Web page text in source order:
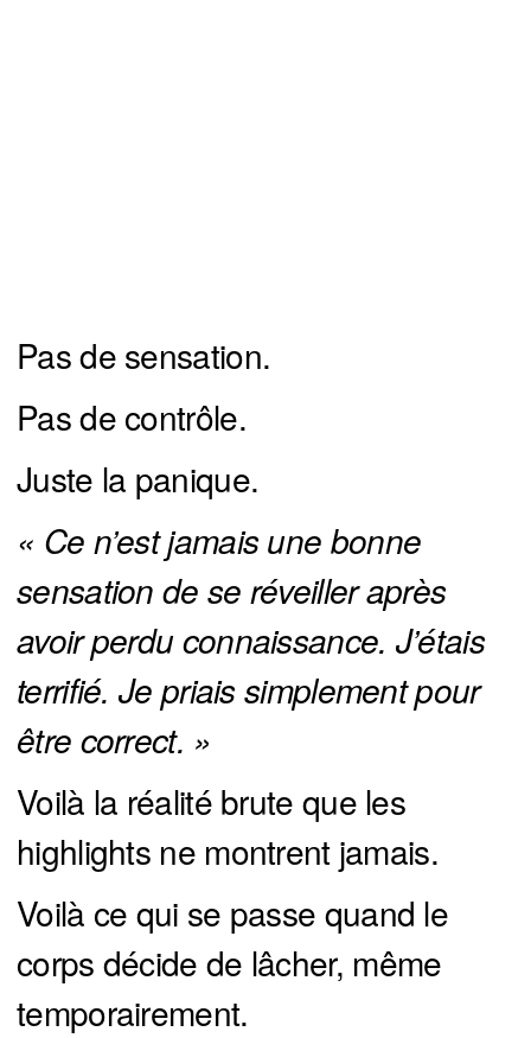
Pas de sensation.
Pas de contrôle.
Juste la panique.
« Ce n’est jamais une bonne
sensation de se réveiller après
avoir perdu connaissance. J’étais
terrifié. Je priais simplement pour
être correct. »
Voilà la réalité brute que les
highlights ne montrent jamais.
Voilà ce qui se passe quand le
corps décide de lâcher, même
temporairement.